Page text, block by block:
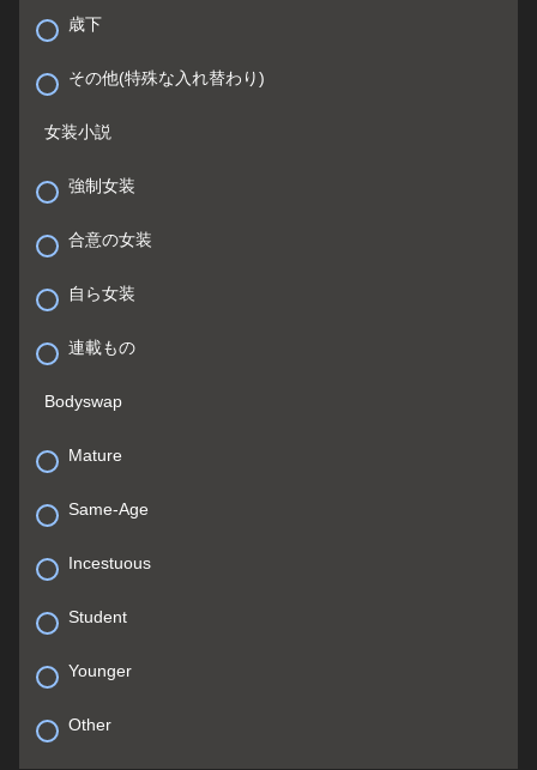
歳下
その他(特殊な入れ替わり)
女装小説
強制女装
合意の女装
自ら女装
連載もの
Bodyswap
Mature
Same-Age
Incestuous
Student
Younger
Other